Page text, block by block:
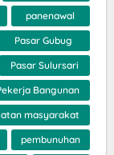
panenawal
Pasar Gubug
Pasar Sulursari
Bangunan
masyarakat
pembunuhan